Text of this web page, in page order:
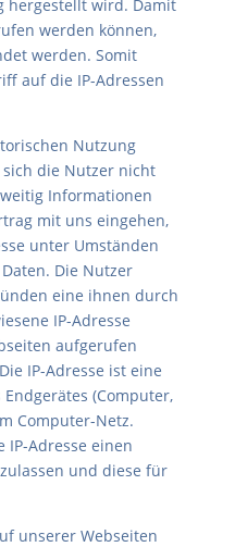
hergestellt wird. Damit
werden können,
werden. Somit
auf die IP-Adressen
Nutzung
die Nutzer nicht
Informationen
mit uns eingehen,
unter Umständen
Die Nutzer
eine ihnen durch
IP-Adresse
aufgerufen
IP-Adresse ist eine
(Computer,
Computer-Netz.
IP-Adresse einen
und diese für
unserer Webseiten